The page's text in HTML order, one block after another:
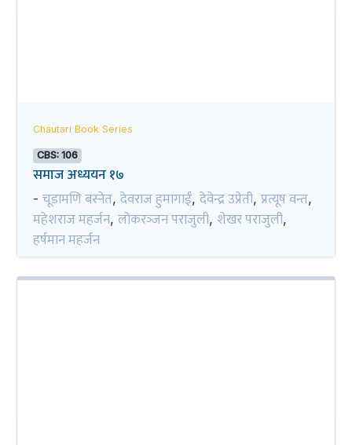
Chautari Book Series
CBS: 106
समाज अध्ययन १७
- चूडामणि बस्नेत, देवराज हुमागाईं, देवेन्द्र उप्रेती, प्रत्यूष वन्त,
महेशराज महर्जन, लोकरञ्‍जन पराजुली, शेखर पराजुली,
हर्षमान महर्जन